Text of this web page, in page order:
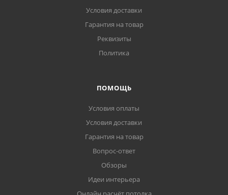
Условия доставки
Гарантия на товар
Реквизиты
Политика
ПОМОЩЬ
Условия оплаты
Условия доставки
Гарантия на товар
Вопрос-ответ
Обзоры
Идеи интерьера